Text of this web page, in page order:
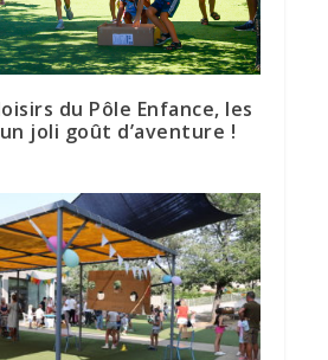
du Pôle Enfance, les
joli goût d’aventure !